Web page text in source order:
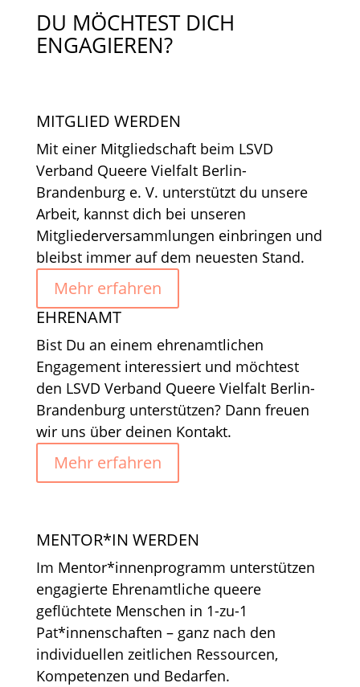
DU MÖCHTEST DICH
ENGAGIEREN?
MITGLIED WERDEN
Mit einer Mitgliedschaft beim LSVD
Verband Queere Vielfalt Berlin-
Brandenburg e. V. unterstützt du unsere
Arbeit, kannst dich bei unseren
Mitgliederversammlungen einbringen und
bleibst immer auf dem neuesten Stand.
Mehr erfahren
EHRENAMT
Bist Du an einem ehrenamtlichen
Engagement interessiert und möchtest
den LSVD Verband Queere Vielfalt Berlin-
Brandenburg unterstützen? Dann freuen
wir uns über deinen Kontakt.
Mehr erfahren
MENTOR*IN WERDEN
Im Mentor*innenprogramm unterstützen
engagierte Ehrenamtliche queere
geflüchtete Menschen in 1-zu-1
Pat*innenschaften – ganz nach den
individuellen zeitlichen Ressourcen,
Kompetenzen und Bedarfen.